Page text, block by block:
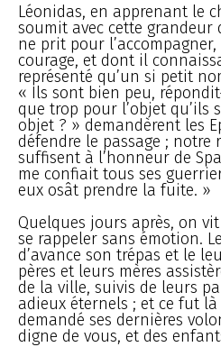
Léonidas, en apprenant le
soumit avec cette
ne prit pour
courage, et dont il
représenté qu’un si petit
« Ils sont bien peu,
que trop pour l’objet qu’ils
objet ? » demandèrent les
défendre le passage ; notre
suffisent à l’honneur de
me confiait tous ses
eux osât prendre la fuite. »
Quelques jours après, on
se rappeler sans émotion.
d’avance son trépas et le
pères et leurs mères
de la ville, suivis de leurs
adieux éternels ; et ce fut
demandé ses dernières
digne de vous, et des